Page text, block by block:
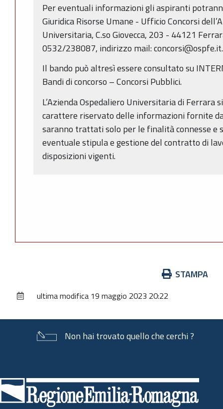
Per eventuali informazioni gli aspiranti
Giuridica Risorse Umane - Ufficio Concorsi
Universitaria, C.so Giovecca, 203 - 44121
0532/238087, indirizzo mail: concorsi@ospfe.it.
Il bando può altresì essere consultato su
Bandi di concorso – Concorsi Pubblici.
L’Azienda Ospedaliero Universitaria di Ferrara
carattere riservato delle informazioni fornite
saranno trattati solo per le finalità connesse e
eventuale stipula e gestione del contratto di
disposizioni vigenti.
documento
STAMPA
ultima modifica 19 maggio 2023 20:22
Non hai trovato quello che cerchi ?
di
pagina